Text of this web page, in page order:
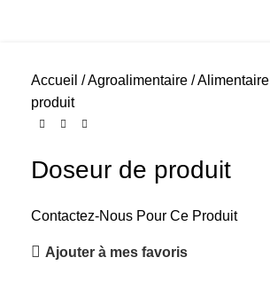
Accueil Agroalimentaire Alimentaire
produit
Doseur de produit
Contactez-Nous Pour Ce Produit
Ajouter à mes favoris